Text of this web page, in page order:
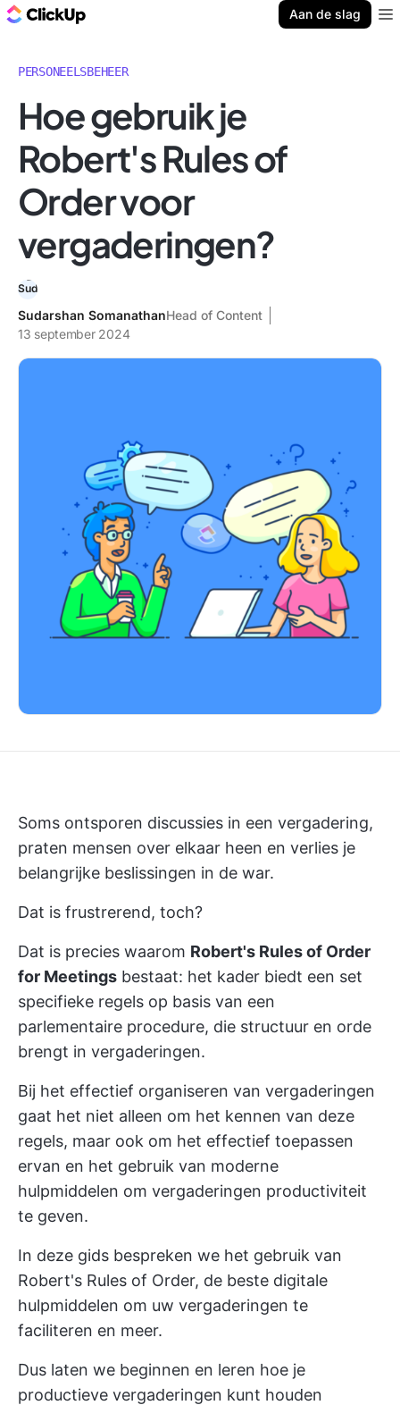
Aan de slag
PERSONEELSBEHEER
Hoe gebruik je
Robert's Rules of
Order voor
vergaderingen?
Sudarshan SomanathanHead of Content
13 september 2024
Soms ontsporen discussies in een vergadering,
praten mensen over elkaar heen en verlies je
belangrijke beslissingen in de war.
Dat is frustrerend, toch?
Dat is precies waarom Robert's Rules of Order
for Meetings bestaat: het kader biedt een set
specifieke regels op basis van een
parlementaire procedure, die structuur en orde
brengt in vergaderingen.
Bij het effectief organiseren van vergaderingen
gaat het niet alleen om het kennen van deze
regels, maar ook om het effectief toepassen
ervan en het gebruik van moderne
hulpmiddelen om vergaderingen productiviteit
te geven.
In deze gids bespreken we het gebruik van
Robert's Rules of Order, de beste digitale
hulpmiddelen om uw vergaderingen te
faciliteren en meer.
Dus laten we beginnen en leren hoe je
productieve vergaderingen kunt houden